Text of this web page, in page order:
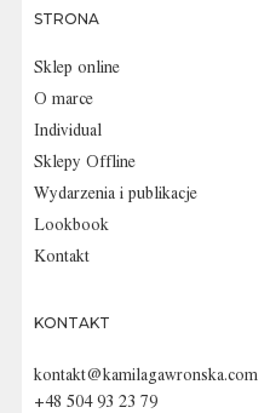
STRONA
Sklep online
O marce
Individual
Sklepy Offline
Wydarzenia i publikacje
Lookbook
Kontakt
KONTAKT
kontakt@kamilagawronska.com
+48 504 93 23 79